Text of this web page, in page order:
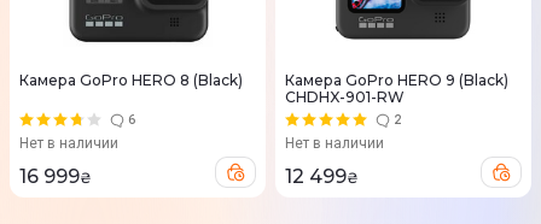
Камера GoPro HERO 8 (Black)
6
Нет в наличии
16 999₴
Камера GoPro HERO 9 (Black)
CHDHX-901-RW
2
Нет в наличии
12 499₴